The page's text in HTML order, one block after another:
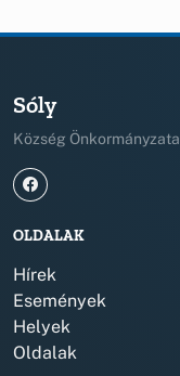
Sóly
Község Önkormányzata
OLDALAK
Hírek
Események
Helyek
Oldalak